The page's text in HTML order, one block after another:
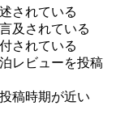
されている
及されている
されている
レビューを投稿
稿時期が近い